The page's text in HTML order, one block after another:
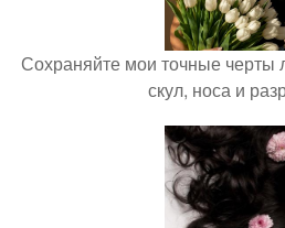
Сохраняйте мои точные черты
скул, носа и